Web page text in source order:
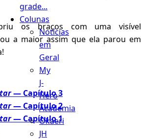
grade...
Colunas
Notícias
em
Geral
My
J-
Hero
Academia
Okaeri
JH
os braços com uma visível
a maior assim que ela parou em
— Capítulo 3
— Capítulo 2
— Capítulo 1